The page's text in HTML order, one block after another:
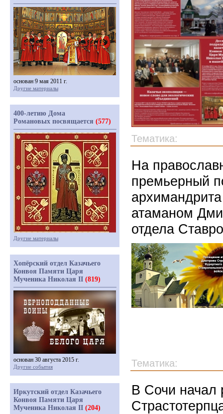
Тематика:
На
премьерный
атаманом
отдела
Тематика:
В Сочи начал
основан 9 мая 2011 г.
Другие материалы
400-летию Дома
Романовых посвящается (577)
Другие материалы
Хопёрский отдел Казачьего
Конвоя Памяти Царя
Мученика Николая II (819)
основан 30 августа 2015 г.
Другие события
Иркутский отдел Казачьего
Конвоя Памяти Царя
Мученика Николая II (204)